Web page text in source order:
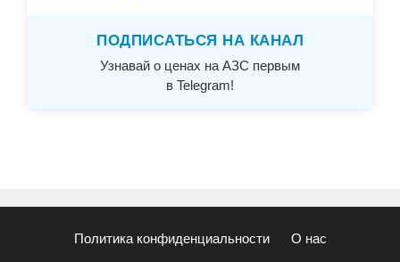
ПОДПИСАТЬСЯ НА КАНАЛ
Узнавай о ценах на АЗС первым
в Telegram!
Политика конфиденциальности О нас